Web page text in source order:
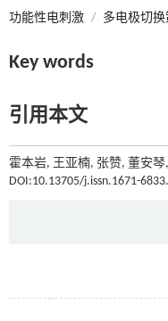
功能性电刺激 / 多电极切换
Key words
引用本文
霍本岩, 王亚楠, 张赞, 董安
DOI:10.13705/j.issn.1671-